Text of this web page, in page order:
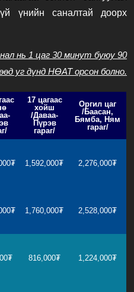
үнийн саналтай доорх
нь 1 цаг 30 минут буюу 90
уг дүнд НӨАТ орсон болно.
17 цагаас
хойш
/Даваа-
Пүрэв
гараг/
Оргил цаг
/Баасан,
Бямба, Ням
гараг/
1,592,000₮ 2,276,000₮
1,760,000₮ 2,528,000₮
816,000₮ 1,224,000₮